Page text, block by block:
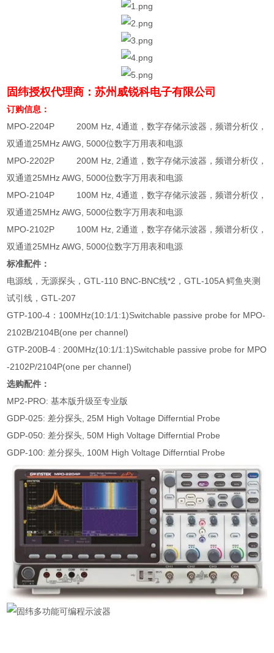
固纬授权代理商：苏州威锐科电子有限公司
订购信息：
MPO-2204P
200M Hz, 4通道，数字存储示波器，频谱分析仪，
双通道25MHz AWG, 5000位数字万用表和电源
MPO-2202P
200M Hz, 2通道，数字存储示波器，频谱分析仪，
双通道25MHz AWG, 5000位数字万用表和电源
MPO-2104P
100M Hz, 4通道，数字存储示波器，频谱分析仪，
双通道25MHz AWG, 5000位数字万用表和电源
MPO-2102P
100M Hz, 2通道，数字存储示波器，频谱分析仪，
双通道25MHz AWG, 5000位数字万用表和电源
标准配件：
电源线，无源探头，GTL-110 BNC-BNC线*2 ，GTL-105A鳄鱼夹测
试引线，GTL-207
GTP-100-4 ： 100MHz(10:1/1:1)Switchable passive probe for MPO-
2102B/2104B(one per channel)
GTP-200B-4 : 200MHz(10:1/1:1)Switchable passive probe for MPO
-2102P/2104P(one per channel)
选购配件：
MP2-PRO:基本版升级至专业版
GDP-025: 差分探头 , 25M High Voltage Differntial Probe
GDP-050: 差分探头 , 50M High Voltage Differntial Probe
GDP-100: 差分探头 , 100M High Voltage Differntial Probe